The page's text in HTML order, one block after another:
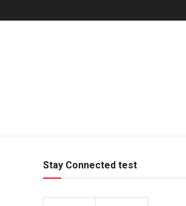
Stay Connected test